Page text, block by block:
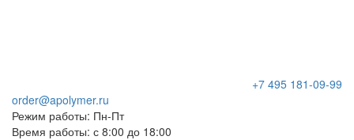
+7 495 181-09-99
order@apolymer.ru
Режим работы: Пн-Пт
Время работы: с 8:00 до 18:00